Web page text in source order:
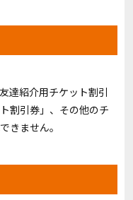
達紹介用チケット割引
割引券」、その他のチ
きません。